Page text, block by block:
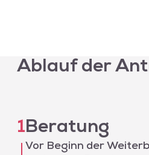
Ablauf der
1Beratung
Vor Beginn der